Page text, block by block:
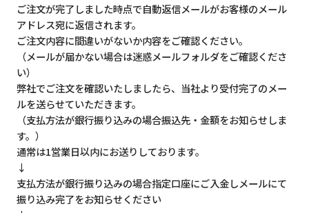
ご注文が完了しました時点で自動返信メールがお客様のメール
アドレス宛に返信されます。
ご注文内容に間違いがないか内容をご確認ください。
（メールが届かない場合は迷惑メールフォルダをご確認くださ
い）
弊社でご注文を確認いたしましたら、当社より受付完了のメー
ルを送らせていただきます。
（支払方法が銀行振り込みの場合振込先・金額をお知らせしま
す。）
通常は1営業日以内にお送りしております。
↓
支払方法が銀行振り込みの場合指定口座にご入金しメールにて
振り込み完了をお知らせください